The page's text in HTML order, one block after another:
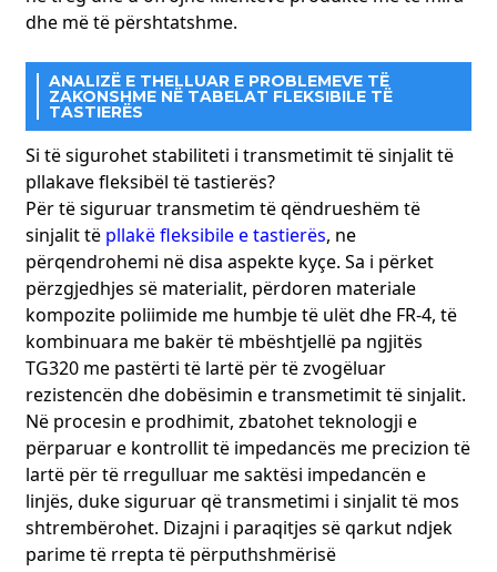
dhe më të përshtatshme.
ANALIZË E THELLUAR E PROBLEMEVE TË
ZAKONSHME NË TABELAT FLEKSIBILE TË
TASTIERËS
Si të sigurohet stabiliteti i transmetimit të sinjalit të
pllakave fleksibël të tastierës?
Për të siguruar transmetim të qëndrueshëm të
sinjalit të pllakë fleksibile e tastierës, ne
përqendrohemi në disa aspekte kyçe. Sa i përket
përzgjedhjes së materialit, përdoren materiale
kompozite poliimide me humbje të ulët dhe FR-4, të
kombinuara me bakër të mbështjellë pa ngjitës
TG320 me pastërti të lartë për të zvogëluar
rezistencën dhe dobësimin e transmetimit të sinjalit.
Në procesin e prodhimit, zbatohet teknologji e
përparuar e kontrollit të impedancës me precizion të
lartë për të rregulluar me saktësi impedancën e
linjës, duke siguruar që transmetimi i sinjalit të mos
shtrembërohet. Dizajni i paraqitjes së qarkut ndjek
parime të rrepta të përputhshmërisë
shpejtë dhe funksione të tjera. Në një telefon inteligjent të
njohur, FPC-ja jonë ka ndihmuar në uljen e trashësisë së
telefonit celular me 1 mm, rritjen e kapacitetit të baterisë
me 10% dhe në të njëjtën kohë përmirësimin e shpejtësisë
së fotografimit dhe transmetimit të të dhënave. Me
zgjidhjet tona të shkëlqyera të personalizuara, ne kemi
fituar besimin e shumë klientëve në fushën e elektronikës
së konsumit, duke ndihmuar produktet e elektronikës së
konsumit të inovojnë dhe përmirësohen vazhdimisht për të
përmbushur nevojat gjithnjë e më të larmishme të
konsumatorëve.
Procesi i Kontrollit të Cilësisë i Rreptë
Cilësia është shpëtimi ynë. Në procesin e testimit dhe
verifikimit, ne përdorim një sërë mjetesh teknike të
përparuara. Testimi i impedancës është një pjesë e
rëndësishme e inspektimit të cilësisë së FPC-së. Ne
përdorim instrumente profesionale të testimit të
impedancës për të matur me saktësi vlerën e impedancës
së FPC-së dhe për ta krahasuar atë me vlerën standarde
për të siguruar që produkti përmbush kërkesat e cilësisë.
Inspektimi me rreze X përdoret për të zbuluar nëse lidhjet
e qarkut të brendshëm të FPC-së janë të sakta dhe nëse ka
probleme të tilla si qarqe të shkurtra ose qarqe të hapura.